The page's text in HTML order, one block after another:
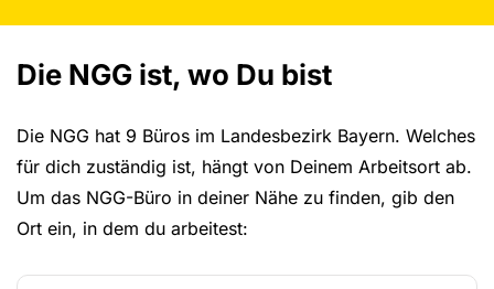
Die NGG ist, wo Du bist
Die NGG hat 9 Büros im Landesbezirk Bayern. Welches
für dich zuständig ist, hängt von Deinem Arbeitsort ab.
Um das NGG-Büro in deiner Nähe zu finden, gib den
Ort ein, in dem du arbeitest: